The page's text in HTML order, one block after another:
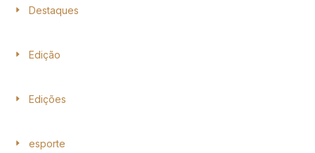
Destaques
Edição
Edições
esporte